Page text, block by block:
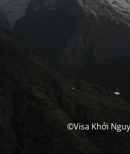
©Visa Khởi